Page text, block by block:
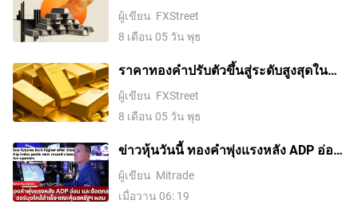
ดอลลาร์ ขณะที่ตลาดจับตาการเจรจา
ระหว่างสหรัฐฯ กับอิหร่าน
ผู้เขียน FXStreet
8 เดือน 05 วัน พุธ
ราคาทองคําปรับตัวขึ้นสู่ระดับสูงสุดใน
รอบสองสัปดาห์ ขณะที่ค่าเงินดอลลาร์
สหรัฐอ่อนค่าลงจากความหวังในข้อตกลง
อิหร่านและการเก็งการขึ้นดอกเบี้ยของ
เฟดที่ลดลง
ผู้เขียน FXStreet
8 เดือน 05 วัน พุธ
ข่าวหุ้นวันนี้ ทองคำพุ่งแรงหลัง ADP อ่อน
และข้อตกลงฮอร์มุซใกล้สำเร็จ ขณะหุ้น
สหรัฐฯ ผสม
ผู้เขียน Mitrade
เมื่อวาน 06: 19